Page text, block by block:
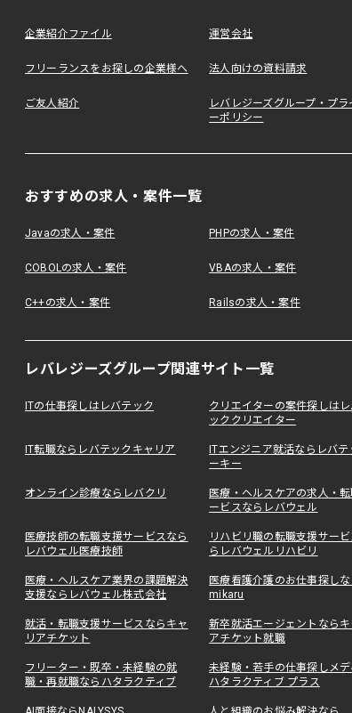
企業紹介ファイル 運営会社
フリーランスをお探しの企業様へ 法人向けの資料請求
ご友人紹介
レバレジーズグループ・プラ
ーポリシー
おすすめの求人・案件一覧
Javaの求人・案件 PHPの求人・案件
COBOLの求人・案件 VBAの求人・案件
C++の求人・案件 Railsの求人・案件
レバレジーズグループ関連サイト一覧
ITの仕事探しはレバテック
クリエイターの案件探しは
ッククリエイター
IT転職ならレバテックキャリア
ITエンジニア就活ならレバテ
ーキー
オンライン診療ならレバクリ
医療・ヘルスケアの求人・
ービスならレバウェル
医療技師の転職支援サービスなら
レバウェル医療技師
リハビリ職の転職支援サー
らレバウェルリハビリ
医療・ヘルスケア業界の課題解決
支援ならレバウェル株式会社
医療看護介護のお仕事探しな
mikaru
就活・転職支援サービスならキャ
リアチケット
新卒就活エージェントならキ
アチケット就職
フリーター・既卒・未経験の就
職・再就職ならハタラクティブ
未経験・若手の仕事探しメデ
ハタラクティブ プラス